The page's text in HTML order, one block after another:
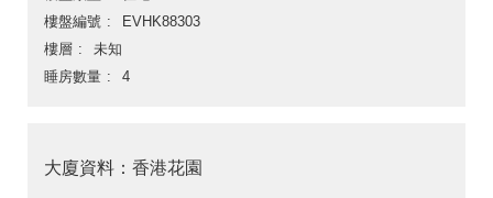
樓盤編號
EVHK88303
樓層
未知
睡房數量
4
大廈資料：香港花園